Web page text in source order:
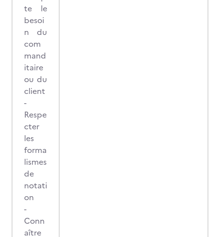
te le
besoi
n du
com
mand
itaire
ou du
client
-
Respe
cter
les
forma
lismes
de
notati
on
-
Conn
aître